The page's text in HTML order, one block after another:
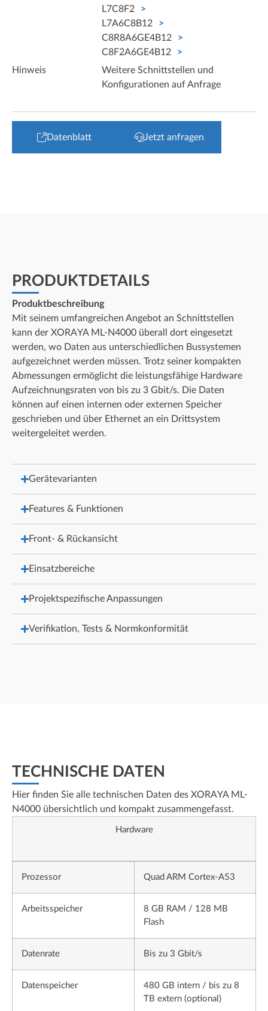
L7C8F2
L7A6C8B12
C8R8A6GE4B12
C8F2A6GE4B12
Hinweis
Weitere Schnittstellen und
Konfigurationen auf Anfrage
Datenblatt Jetzt anfragen
PRODUKTDETAILS
Produktbeschreibung
Mit seinem umfangreichen Angebot an Schnittstellen
kann der XORAYA ML-N4000 überall dort eingesetzt
werden, wo Daten aus unterschiedlichen Bussystemen
aufgezeichnet werden müssen. Trotz seiner kompakten
Abmessungen ermöglicht die leistungsfähige Hardware
Aufzeichnungsraten von bis zu 3 Gbit/s. Die Daten
können auf einen internen oder externen Speicher
geschrieben und über Ethernet an ein Drittsystem
weitergeleitet werden.
Gerätevarianten
Features & Funktionen
Front- & Rückansicht
Einsatzbereiche
Projektspezifische Anpassungen
Verifikation, Tests & Normkonformität
TECHNISCHE DATEN
Hier finden Sie alle technischen Daten des XORAYA ML-
N4000 übersichtlich und kompakt zusammengefasst.
Hardware
Prozessor Quad ARM Cortex-A53
Arbeitsspeicher
8 GB RAM / 128 MB
Flash
Datenrate Bis zu 3 Gbit/s
Datenspeicher
480 GB intern / bis zu 8
TB extern (optional)